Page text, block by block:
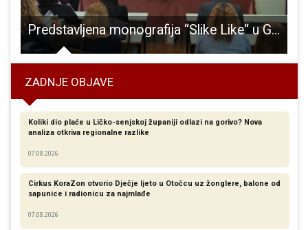
Predstavljena monografija “Slike Like“ u Gospiću
ZADNJE OBJAVE
Koliki dio plaće u Ličko-senjskoj županiji odlazi na gorivo? Nova
analiza otkriva regionalne razlike​
07.08.2026
Cirkus KoraZon otvorio Dječje ljeto u Otočcu uz žonglere, balone od
sapunice i radionicu za najmlađe
07.08.2026